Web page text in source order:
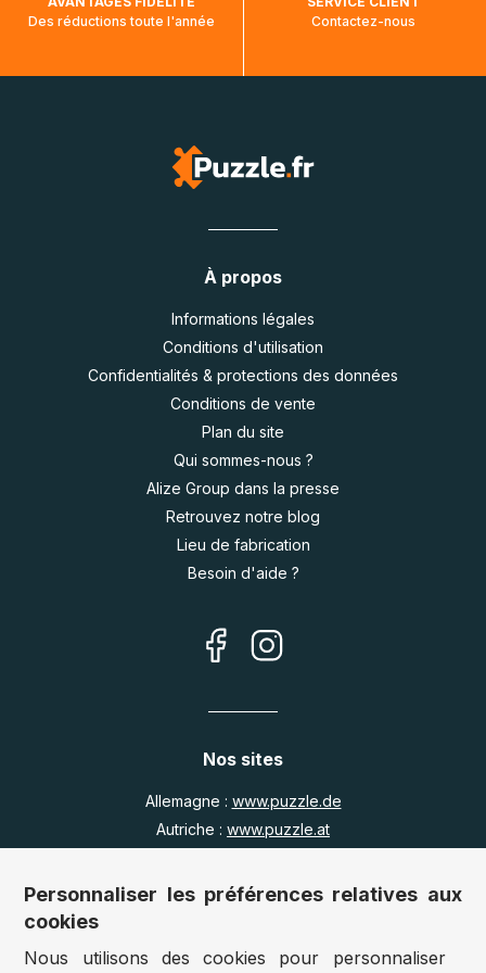
Des réductions toute l'année
Contactez-nous
À propos
Informations légales
Conditions d'utilisation
Confidentialités & protections des données
Conditions de vente
Plan du site
Qui sommes-nous ?
Alize Group dans la presse
Retrouvez notre blog
Lieu de fabrication
Besoin d'aide ?
Nos sites
Allemagne : www.puzzle.de
Autriche : www.puzzle.at
Royaume Uni :
www.jigsawpuzzle.co.uk
Accès revendeurs / détaillants
Personnaliser les préférences relatives aux
cookies
Nous utilisons des cookies pour personnaliser